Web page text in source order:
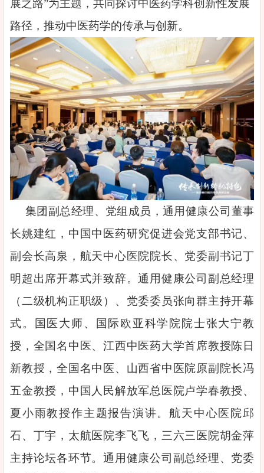
展之路”为主题，共同探讨中医药学科创新性发展
路径，推动中医药学的传承与创新。
集团副总经理、党组成员，通用健康公司董事
长姚建红，中国中医药研究促进会党支部书记、
副会长高泉，航天中心医院院长、党委副书记丁
明超出席开幕式并致辞。通用健康公司副总经理
（二级机构正职级）、党委委员张向群主持开幕
式。国医大师、国际欧亚科学院院士张大宁教
授，全国名中医、江西中医药大学首席教授陈日
新教授，全国名中医、山西省中医院原副院长冯
五金教授，中国人民解放军总医院卢学春教授、
夏小雨教授作主题报告演讲。航天中心医院邱
石、丁宇，太航医院李飞飞，三六三医院胡金萍
主持论坛各环节。通用健康公司副总经理、党委